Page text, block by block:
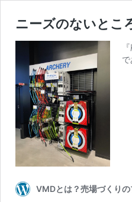
ニーズのないとこ
VMDとは？売場づくり